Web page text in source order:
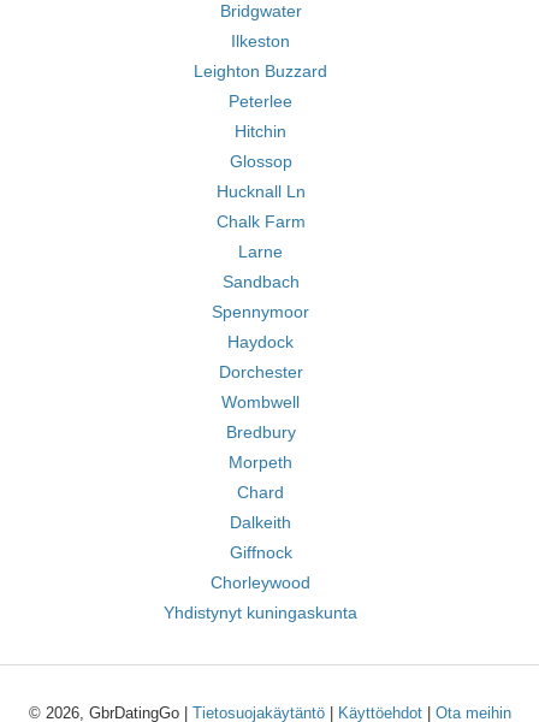
Bridgwater
Ilkeston
Leighton Buzzard
Peterlee
Hitchin
Glossop
Hucknall Ln
Chalk Farm
Larne
Sandbach
Spennymoor
Haydock
Dorchester
Wombwell
Bredbury
Morpeth
Chard
Dalkeith
Giffnock
Chorleywood
Yhdistynyt kuningaskunta
© 2026, GbrDatingGo | Tietosuojakäytäntö| Käyttöehdot| Ota meihin